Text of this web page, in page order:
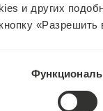
и других
«Разрешить
(7)
не позднее чем
после этого